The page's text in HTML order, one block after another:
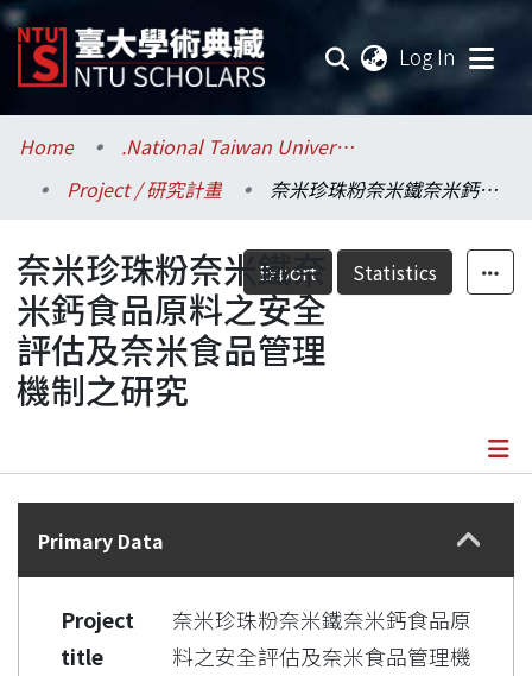
Log In
Communities & Collections
Research Outputs
Fundings & Projects
Researchers
Organizations
Home
.National Taiwan University / 國立臺灣大學
Project / 研究計畫
奈米珍珠粉奈米鐵奈米鈣食品原料之安全評估及奈米食品管理機制之研究
Export Statistics
奈米珍珠粉奈米鐵奈
米鈣食品原料之安全
評估及奈米食品管理
機制之研究
Details
Primary Data
Project
title
奈米珍珠粉奈米鐵奈米鈣食品原
料之安全評估及奈米食品管理機